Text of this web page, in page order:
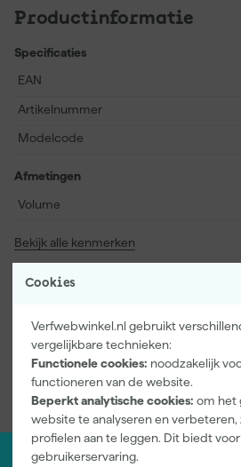
Cookies
Verfwebwinkel.nl gebruikt
vergelijkbare technieken:
Functionele cookies: noodzakelijk
functioneren van de website.
Beperkt analytische cookies: om het
website te analyseren en
profielen aan te leggen. Dit biedt
gebruikerservaring.
Productinformatie
Specificaties
EAN
Artikelnummer
Modelcode
Afmetingen
Volume
Bekijk alle kenmerken
Documenten